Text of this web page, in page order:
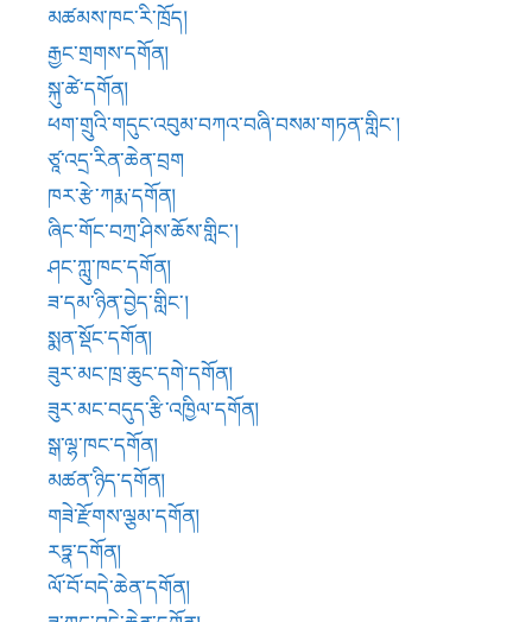
སྨན་སྡོང་དགོན།
ཟུར་མང་ཁྲ་ཆུང་དགེ་དགོན།
ཟུར་མང་བདུད་རྩི་འཁྱིལ་དགོན།
སྒ་ལྷ་ཁང་དགོན།
མཚན་ཉིད་དགོན།
གཟེ་རྫོགས་ལྕམ་དགོན།
རཏྣ་དགོན།
ལོ་བོ་བདེ་ཆེན་དགོན།
ཟླ་ཀླུང་བདེ་ཆེན་དགོན།
སྐྱེ་རེ་དབེན་ཆེན་བཙུན་དགོན།
རྫ་ལུང་དགེ་དགོན།
ལྷོ་ལུང་དཀར་དགོན།
བཀའ་འབུམ་དགོན།
དཔལ་གཡུ་འབྲུག་བྱང་ཆུབ་ཆོས་འཁོར་གླིང་།
འབུམ་ཡག་དགོན།
སྟག་རི་དགོན།
གཤོལ་དགོན།